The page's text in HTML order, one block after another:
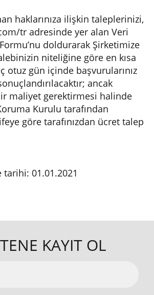
haklarınıza ilişkin taleplerinizi,
tr adresinde yer alan Veri
doldurarak Şirketimize
niteliğine göre en kısa
otuz gün içinde başvurularınız
ancak
maliyet gerektirmesi halinde
Kurulu tarafından
göre tarafınızdan ücret talep
01.01.2021
KAYIT OL